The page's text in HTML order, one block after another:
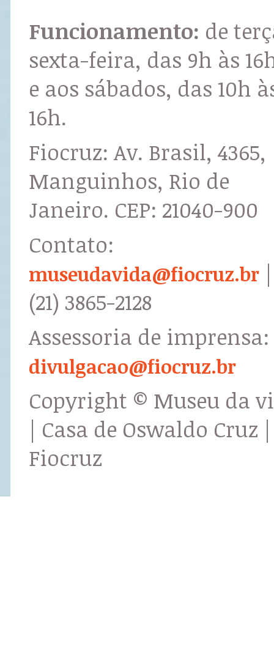
Funcionamento: de
sexta-feira, das 9h às
e aos sábados, das 10h
16h.
Fiocruz: Av. Brasil, 4365,
Manguinhos, Rio de
Janeiro. CEP: 21040-900
Contato:
museudavida@fiocruz.br |
(21) 3865-2128
Assessoria de imprensa:
divulgacao@fiocruz.br
Copyright © Museu da
| Casa de Oswaldo Cruz |
Fiocruz